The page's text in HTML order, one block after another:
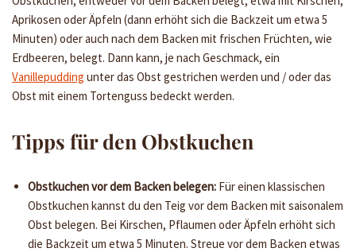
Aprikosen oder Äpfeln (dann erhöht sich die Backzeit um etwa 5
Minuten) oder auch nach dem Backen mit frischen Früchten, wie
Erdbeeren, belegt. Dann kann, je nach Geschmack, ein
Vanillepudding unter das Obst gestrichen werden und / oder das
Obst mit einem Tortenguss bedeckt werden.
Tipps für den Obstkuchen
Obstkuchen vor dem Backen belegen: Für einen klassischen
Obstkuchen kannst du den Teig vor dem Backen mit saisonalem
Obst belegen. Bei Kirschen, Pflaumen oder Äpfeln erhöht sich
die Backzeit um etwa 5 Minuten. Streue vor dem Backen etwas